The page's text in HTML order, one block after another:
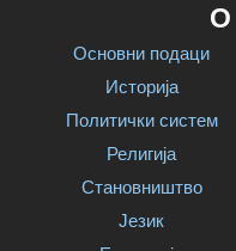
О
Основни подаци
Историја
Политички систем
Религија
Становништво
Језик